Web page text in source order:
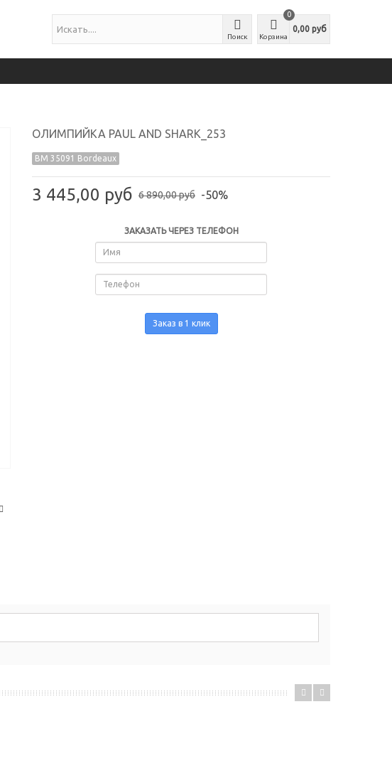
Поиск Корзина
0
0,00 руб
ОЛИМПИЙКА PAUL AND SHARK_253
BM 35091 Bordeaux
3 445,00 руб 6 890,00 руб -50%
ЗАКАЗАТЬ ЧЕРЕЗ ТЕЛЕФОН
Заказ в 1 клик